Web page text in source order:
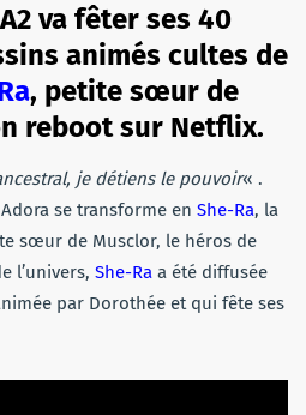
va fêter ses 40
animés cultes de
, petite sœur de
reboot sur Netflix.
je détiens le pouvoir« .
se transforme en She-Ra, la
sœur de Musclor, le héros de
l’univers, She-Ra a été diffusée
par Dorothée et qui fête ses